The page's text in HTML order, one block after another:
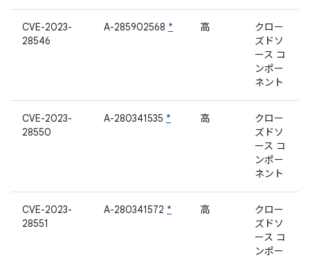
CVE-2023-
28546
A-285902568 * 高
クロー
ズドソ
ース コ
ンポー
ネント
CVE-2023-
28550
A-280341535 * 高
クロー
ズドソ
ース コ
ンポー
ネント
CVE-2023-
28551
A-280341572 * 高
クロー
ズドソ
ース コ
ンポー